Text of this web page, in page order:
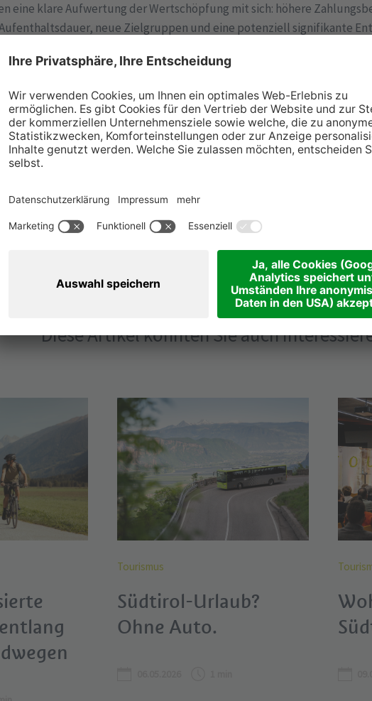
eine klare Aufwertung der Wertschöpfung mit sich: höhere
neue Zielgruppen und eine potenziell signifikante
zum Lebensqualitäts-Ökosystem.“
stehen in unserer
Immer gut
Diese Artikel könnten Sie auch
Tourismus
Südtirol-Urlaub?
Ohne Auto.